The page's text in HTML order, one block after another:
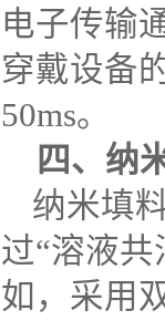
电子传输
穿戴设备
50ms。
四、纳
纳米填
过“溶液共
如，采用